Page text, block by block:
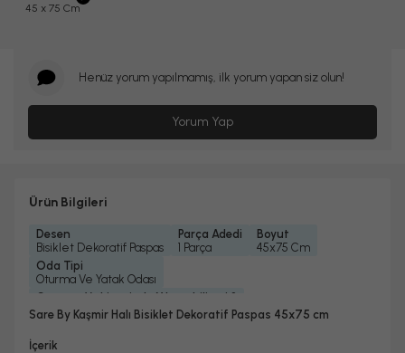
45 x 75 Cm
Henüz yorum yapılmamış, ilk yorum yapan siz olun!
Yorum Yap
Ürün Bilgileri
Desen
Bisiklet Dekoratif Paspas
Parça Adedi
1 Parça
Boyut
45x75 Cm
Oda Tipi
Oturma Ve Yatak Odası
Çamaşır Makinesinde Yıkanabilir mi ?
Hayır
Hayır
Sare By Kaşmir Halı Bisiklet Dekoratif Paspas 45x75 cm
İçerik